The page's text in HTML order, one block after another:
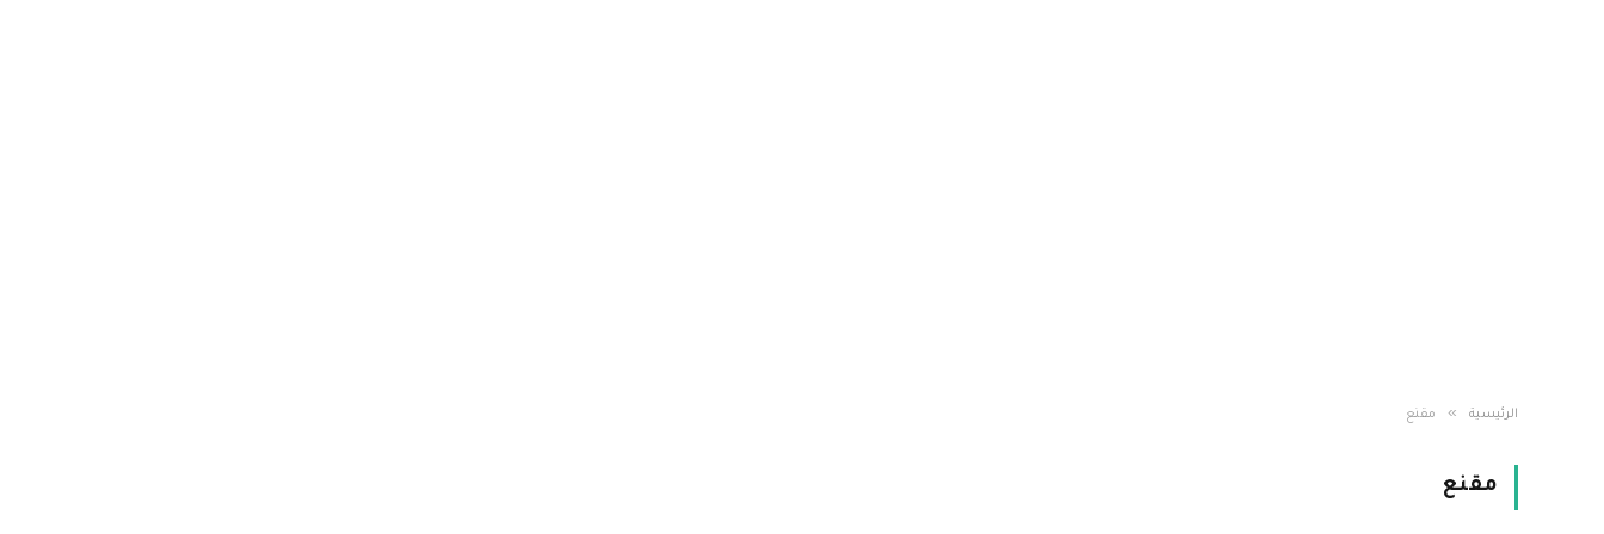
الرئيسية » مقنع
مقنع